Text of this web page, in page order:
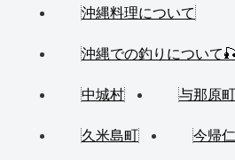
沖縄料理について
沖縄での釣りについて
中城村 与那原町
久米島町 今帰